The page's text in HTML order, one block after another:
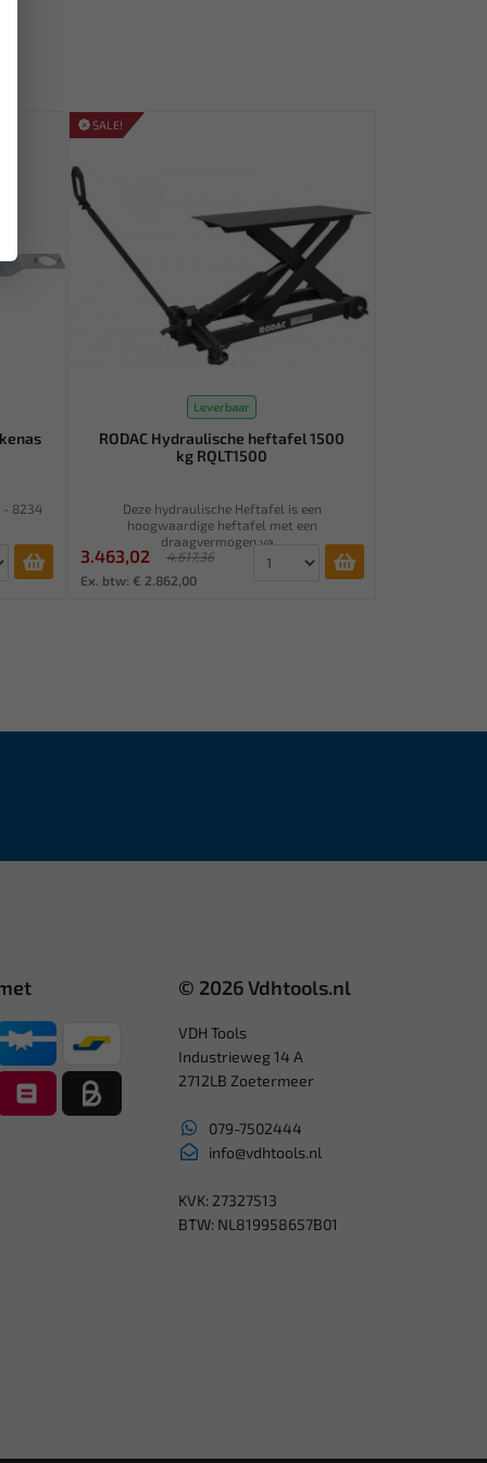
- 8234
SALE!
Leverbaar
RODAC Hydraulische heftafel 1500
kg RQLT1500
Deze hydraulische Heftafel is een
hoogwaardige heftafel met een
draagvermogen va...
3.463,02
4.617,36
Ex. btw: € 2.862,00
© 2026 Vdhtools.nl
VDH Tools
Industrieweg 14 A
2712LB Zoetermeer
079-7502444
info@vdhtools.nl
KVK: 27327513
BTW: NL819958657B01